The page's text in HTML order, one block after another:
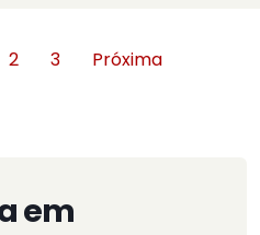
2 3 Próxima
em